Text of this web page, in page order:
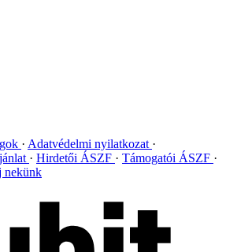
Adatvédelmi nyilatkozat
Hirdetői ÁSZF
Támogatói ÁSZF
nekünk